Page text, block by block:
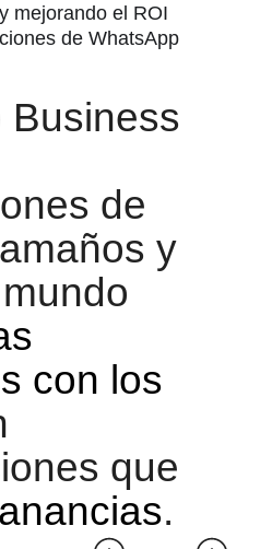
mejorando el ROI
de WhatsApp
Business
de
y
con los
que
.